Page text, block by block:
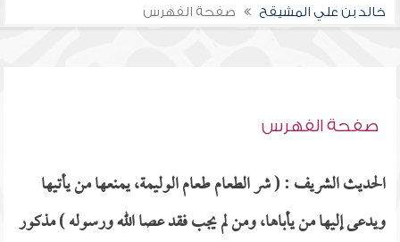
خالد بن علي المشيقح
صفحة الفهرس
صفحة الفهرس
الحديث الشريف : ( شر الطعام طعام الوليمة، يمنعها من يأتيها
ويدعى إليها من يأباها، ومن لم يجب فقد عصا الله ورسوله ) مذكور